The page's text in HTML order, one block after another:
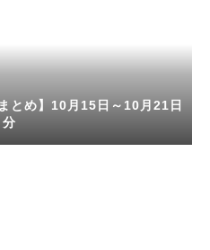
とめ】10月15日～10月21日
分